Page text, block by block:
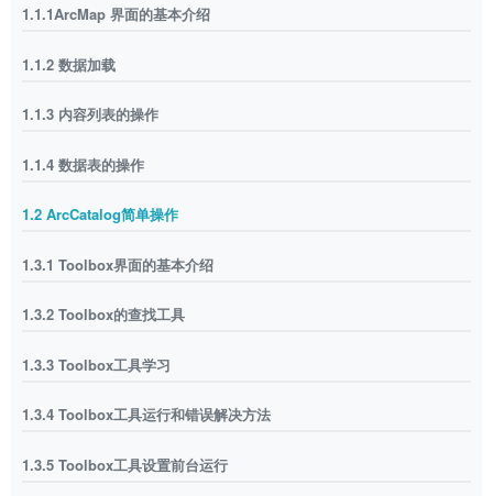
1.1.1ArcMap 界面的基本介绍
1.1.2 数据加载
1.1.3 内容列表的操作
1.1.4 数据表的操作
1.2 ArcCatalog简单操作
1.3.1 Toolbox界面的基本介绍
1.3.2 Toolbox的查找工具
1.3.3 Toolbox工具学习
1.3.4 Toolbox工具运行和错误解决方法
1.3.5 Toolbox工具设置前台运行